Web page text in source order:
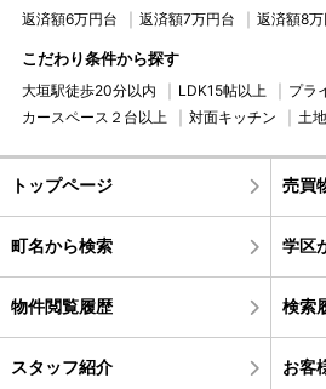
返済額6万円台 返済額7万円台 返済額8万
こだわり条件から探す
大垣駅徒歩20分以内 LDK15帖以上
プラ
カースペース２台以上
対面キッチン 土
トップページ 売買
町名から検索 学区
物件閲覧履歴 検索
スタッフ紹介 お客